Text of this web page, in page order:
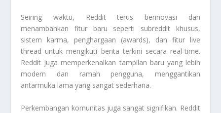
Seiring waktu, Reddit terus berinovasi dan
menambahkan fitur baru seperti subreddit khusus,
sistem karma, penghargaan (awards), dan fitur live
thread untuk mengikuti berita terkini secara real-time.
Reddit juga memperkenalkan tampilan baru yang lebih
modern dan ramah pengguna, menggantikan
antarmuka lama yang sangat sederhana.
Perkembangan komunitas juga sangat signifikan. Reddit